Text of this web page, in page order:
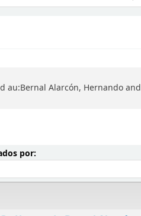
au:Bernal Alarcón, Hernando and
por:Ordenar por: